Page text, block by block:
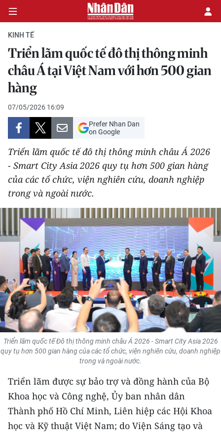
CHÍNH TRỊ
KINH TẾ
VĂN HÓA
XÃ HỘI
PHÁP LUẬT
DU LỊCH
THẾ GIỚI
THỂ THAO
GIÁO DỤC
Y TẾ
KHOA HỌC - CÔNG NGHỆ
MÔI TRƯỜNG
BẠN ĐỌC
KIỂM CHỨNG THÔNG TIN
TRI THỨC CHUYÊN SÂU
54 DÂN TỘC VIỆT NAM
KINH TẾ
Triển lãm quốc tế đô thị thông minh
châu Á tại Việt Nam với hơn 500 gian
hàng
07/05/2026 16:09
Prefer Nhan Dan
on Google
Triển lãm quốc tế đô thị thông minh châu Á 2026
- Smart City Asia 2026 quy tụ hơn 500 gian hàng
của các tổ chức, viện nghiên cứu, doanh nghiệp
trong và ngoài nước.
Triển lãm quốc tế Đô thị thông minh châu Á 2026 - Smart City Asia 2026
quy tụ hơn 500 gian hàng của các tổ chức, viện nghiên cứu, doanh nghiệp
trong và ngoài nước.
Triển lãm được sự bảo trợ và đồng hành của Bộ
Khoa học và Công nghệ, Ủy ban nhân dân
Thành phố Hồ Chí Minh, Liên hiệp các Hội Khoa
học và Kỹ thuật Việt Nam; do Viện Sáng tạo và